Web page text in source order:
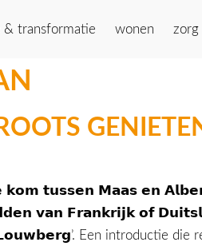
& transformatie wonen zorg
𝗸𝗼𝗺 𝘁𝘂𝘀𝘀𝗲𝗻 𝗠𝗮𝗮𝘀 𝗲𝗻
𝘃𝗮𝗻 𝗙𝗿𝗮𝗻𝗸𝗿𝗶𝗷𝗸 𝗼𝗳
Een introductie die